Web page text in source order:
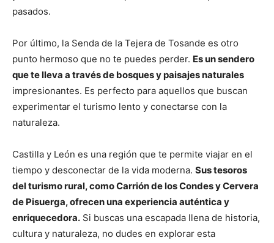
pasados.
Por último, la Senda de la Tejera de Tosande es otro
punto hermoso que no te puedes perder. Es un sendero
que te lleva a través de bosques y paisajes naturales
impresionantes. Es perfecto para aquellos que buscan
experimentar el turismo lento y conectarse con la
naturaleza.
Castilla y León es una región que te permite viajar en el
tiempo y desconectar de la vida moderna. Sus tesoros
del turismo rural, como Carrión de los Condes y Cervera
de Pisuerga, ofrecen una experiencia auténtica y
enriquecedora. Si buscas una escapada llena de historia,
cultura y naturaleza, no dudes en explorar esta